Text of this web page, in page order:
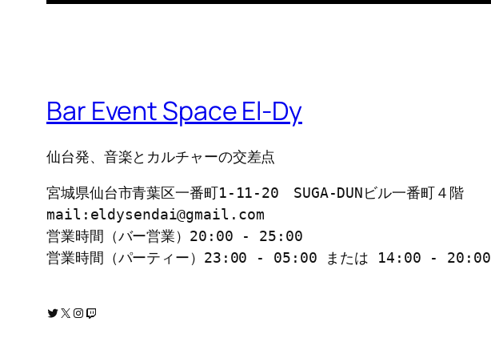
Bar Event Space El-Dy
仙台発、音楽とカルチャーの交差点
宮城県仙台市青葉区一番町1-11-20　SUGA-DUNビル一番町４階
mail:eldysendai@gmail.com
営業時間（バー営業）20:00 - 25:00
営業時間（パーティー）23:00 - 05:00 または 14:00 - 20:00
Twitter
X Instagram
Twitch